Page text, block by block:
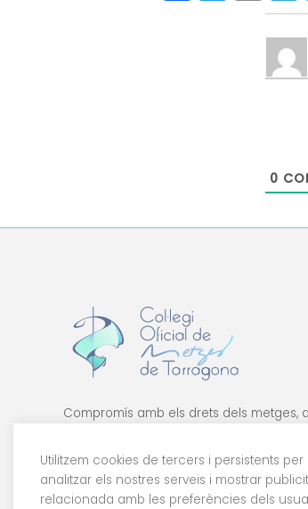
0
Compromís amb els drets dels metges,
Utilitzem cookies de tercers i persistents per
analitzar els nostres serveis i mostrar
relacionada amb les preferències dels